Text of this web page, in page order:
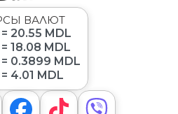
ВАЛЮТ
= 20.55 MDL
= 18.08 MDL
= 0.3899 MDL
= 4.01 MDL